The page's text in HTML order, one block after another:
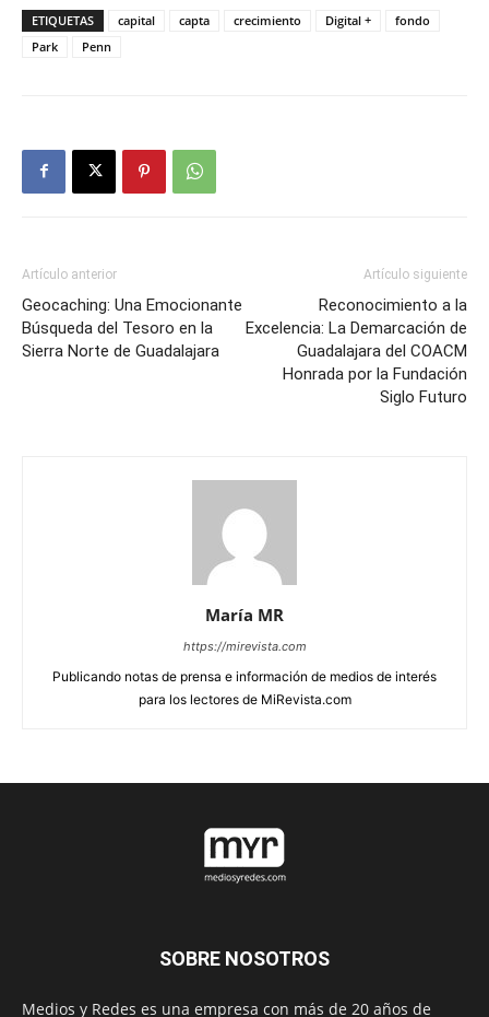
ETIQUETAS capital capta crecimiento Digital +
fondo
Park
Penn
Artículo anterior
Geocaching: Una Emocionante
Búsqueda del Tesoro en la
Sierra Norte de Guadalajara
Artículo siguiente
Reconocimiento a la
Excelencia: La Demarcación de
Guadalajara del COACM
Honrada por la Fundación
Siglo Futuro
María MR
https://mirevista.com
Publicando notas de prensa e información de medios de interés
para los lectores de MiRevista.com
SOBRE NOSOTROS
Medios y Redes es una empresa con más de 20 años de